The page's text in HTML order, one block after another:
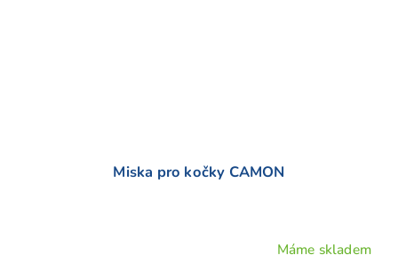
Miska pro kočky CAMON
Máme skladem